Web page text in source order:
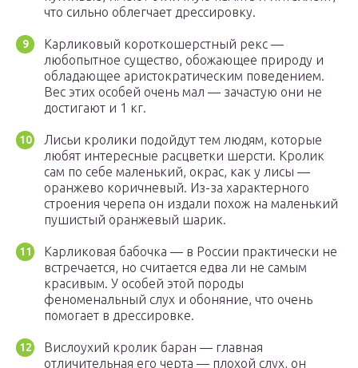
что сильно облегчает дрессировку.
Карликовый короткошерстный рекс —
любопытное существо, обожающее природу и
обладающее аристократическим поведением.
Вес этих особей очень мал — зачастую они не
достигают и 1 кг.
Лисьи кролики подойдут тем людям, которые
любят интересные расцветки шерсти. Кролик
сам по себе маленький, окрас, как у лисы —
оранжево коричневый. Из-за характерного
строения черепа он издали похож на маленький
пушистый оранжевый шарик.
Карликовая бабочка — в России практически не
встречается, но считается едва ли не самым
красивым. У особей этой породы
феноменальный слух и обоняние, что очень
помогает в дрессировке.
Вислоухий кролик баран — главная
отличительная его черта — плохой слух, он